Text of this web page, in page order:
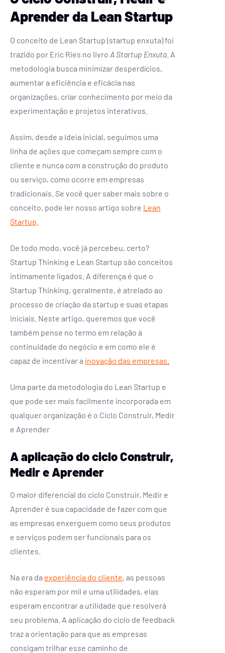
Aprender da Lean Startup
O conceito de Lean Startup (startup enxuta) foi
trazido por Eric Ries no livro A Startup Enxuta . A
metodologia busca minimizar desperdícios,
aumentar a eficiência e eficácia nas
organizações, criar conhecimento por meio da
experimentação e projetos interativos.
Assim, desde a ideia inicial, seguimos uma
linha de ações que começam sempre com o
cliente e nunca com a construção do produto
ou serviço, como ocorre em empresas
tradicionais. Se você quer saber mais sobre o
conceito, pode ler nosso artigo sobre Lean
Startup
De todo modo, você já percebeu, certo?
Startup Thinking e Lean Startup são conceitos
intimamente ligados. A diferença é que o
Startup Thinking, geralmente, é atrelado ao
processo de criação da startup e suas etapas
iniciais. Neste artigo, queremos que você
também pense no termo em relação à
continuidade do negócio e em como ele é
capaz de incentivar a inovação das empresas
Uma parte da metodologia do Lean Startup e
que pode ser mais facilmente incorporada em
qualquer organização é o Ciclo Construir, Medir
e Aprender
A aplicação do ciclo Construir,
Medir e Aprender
O maior diferencial do ciclo Construir, Medir e
Aprender é sua capacidade de fazer com que
as empresas enxerguem como seus produtos
e serviços podem ser funcionais para os
clientes.
Na era da experiência do cliente, as pessoas
não esperam por mil e uma utilidades, elas
esperam encontrar a utilidade que resolverá
seu problema. A aplicação do ciclo de feedback
traz a orientação para que as empresas
consigam trilhar esse caminho de